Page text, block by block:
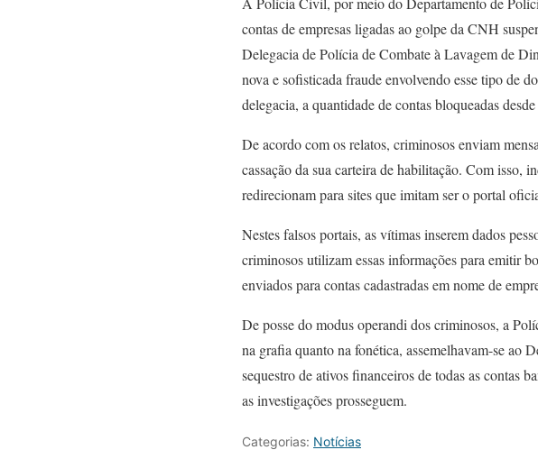
contas de empresas ligadas ao golpe da CNH
Delegacia de Polícia de Combate à Lavagem de
nova e sofisticada fraude envolvendo esse tipo de
delegacia, a quantidade de contas bloqueadas
De acordo com os relatos, criminosos enviam
cassação da sua carteira de habilitação. Com isso,
redirecionam para sites que imitam ser o portal
Nestes falsos portais, as vítimas inserem dados
criminosos utilizam essas informações para emitir
enviados para contas cadastradas em nome de
De posse do modus operandi dos criminosos, a
na grafia quanto na fonética, assemelhavam-se ao
sequestro de ativos financeiros de todas as contas
as investigações prosseguem.
Categorias: Notícias